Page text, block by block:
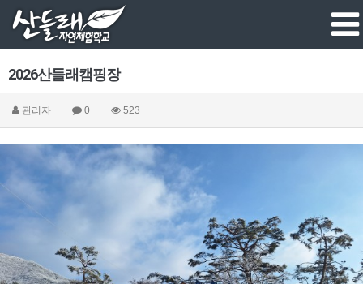
2026산들래캠핑장
관리자 0 523